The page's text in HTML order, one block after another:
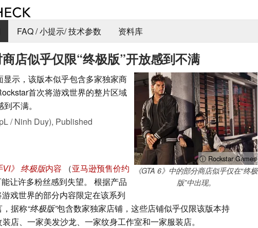
FAQ / 小提示/ 技术参数 资料库
店似乎仅限“终极版”开放感到不满
ⓘ Rockstar Games
《GTA 6》中的部分商店似乎仅在“终极
版”中出现。
示，该版本似乎包含多家独家商
首次将游戏世界的整片区域
不满。
/ Ninh Duy), Published
》 终极版内容 （亚马逊预售价约
能让许多粉丝感到失望。 根据产品
戏世界的部分内容限定在该系列
，据称“终极版”包含数家独家店铺，这些店铺似乎仅限该版本持
店、一家美发沙龙、一家纹身工作室和一家服装店。